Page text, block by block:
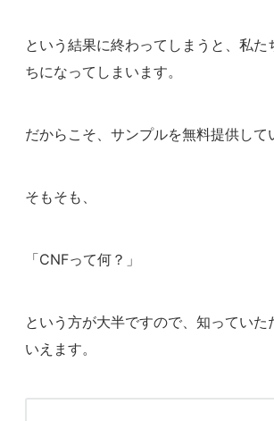
という結果に終わってしまうと、私た
ちになってしまいます。
だからこそ、サンプルを無料提供して
そもそも、
「CNFって何？」
という方が大半ですので、知っていた
いえます。